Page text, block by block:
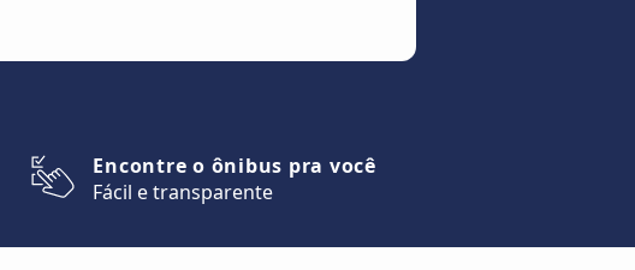
Encontre o ônibus pra você
Fácil e transparente